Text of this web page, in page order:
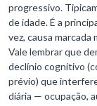
progressivo.
de idade. É a
vez, causa
Vale lembrar que
declínio cognitivo
prévio) que
diária — ocupação,